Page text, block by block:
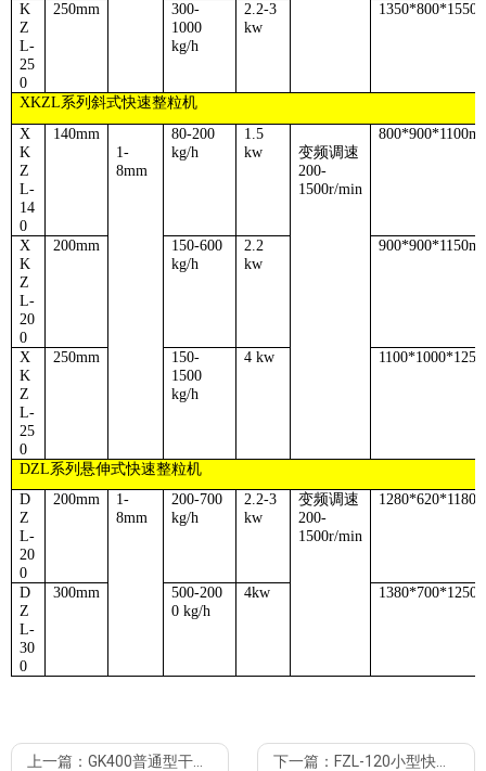
K
Z
L-
25
0
250mm
300-
1000
kg/h
2.2-3
kw
XKZL系列斜式快速整粒机
X
K
Z
L-
14
0
140mm
1-
8mm
80-200
kg/h
1.5
kw
变频调速
200-
1500r/min
X
K
Z
L-
20
0
200mm
150-600
kg/h
2.2
kw
X
K
Z
L-
25
0
250mm
150-
1500
kg/h
4 kw
DZL系列悬伸式快速整粒机
D
Z
L-
20
0
200mm
1-
8mm
200-700
kg/h
2.2-3
kw
变频调速
200-
1500r/min
1280*620*1180
D
Z
L-
30
0
300mm
500-200
0 kg/h
4kw
上一篇： GK400普通型干法制粒机 大型压辊造粒机带操作平台 下一篇： FZL-120小型快速整粒机